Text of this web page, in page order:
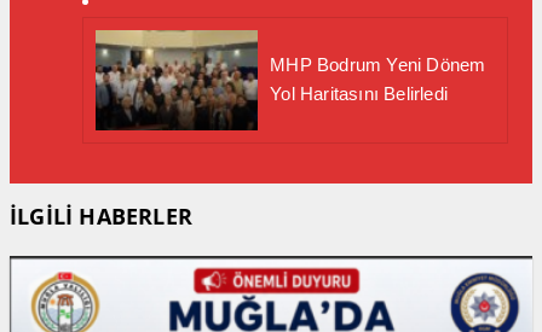
MHP Bodrum Yeni Dönem
Yol Haritasını Belirledi
İLGİLİ HABERLER